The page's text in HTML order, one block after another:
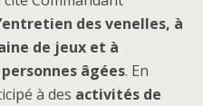
des venelles, à
de jeux et à
âgées. En
à des activités de